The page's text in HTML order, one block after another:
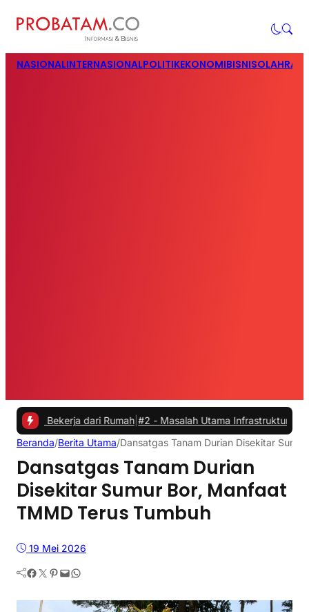
NASIONALINTERNASIONALPOLITIKEKONOMIBISNIS
dari Rumah|#2 -Masalah Utama Infrastruktur Pengisian
Beranda/Berita Utama/Dansatgas Tanam Durian Disekitar
Dansatgas Tanam Durian
Disekitar Sumur Bor, Manfaat
TMMD Terus Tumbuh
19 Mei 2026
Facebook Twitter Pinterest Mail WhatsApp